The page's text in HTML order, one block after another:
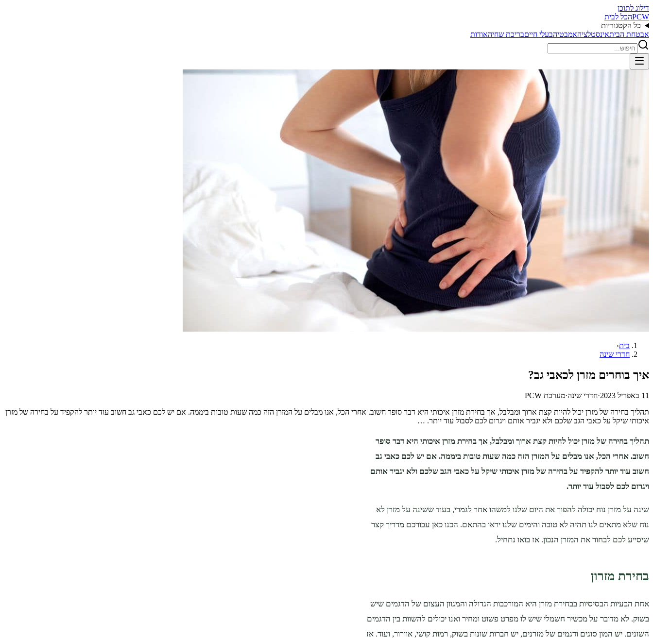
דילוג לתוכן
PCWהכל לבית
כל הקטגוריות
אבטחת הביתאינסטלציהאמבטיהבעלי חייםבריכת שחיהאודות
בית›
חדרי שינה
איך בוחרים מזרן לכאבי גב?
11 באפריל 2023 ·חדרי שינה·מערכת PCW
תהליך בחירה של מזרן יכול להיות קצת ארוך ומבלבל, אך בחירת מזרן איכותי היא דבר סופר חשוב. אחרי הכל, אנו מבלים על המזרן הזה כמה שעות טובות ביממה. אם יש לכם כאבי גב חשוב עוד יותר להקפיד על בחירה של מזרן
איכותי שיקל על כאבי הגב שלכם ולא יגביר אותם ויגרום לכם לסבול עוד יותר. …
תהליך בחירה של מזרן יכול להיות קצת ארוך ומבלבל, אך בחירת מזרן איכותי היא דבר סופר
חשוב. אחרי הכל, אנו מבלים על המזרן הזה כמה שעות טובות ביממה. אם יש לכם כאבי גב
חשוב עוד יותר להקפיד על בחירה של מזרן איכותי שיקל על כאבי הגב שלכם ולא יגביר אותם
ויגרום לכם לסבול עוד יותר.
שינה על מזרן נוח יכולה להפוך את היום שלנו למשהו אחר לגמרי, בעוד ששינה על מזרן לא
נוח שלא מתאים לנו תהיה לא טובה והימים שלנו יראו בהתאם. הכנו כאן עבורכם מדריך קצר
שיסייע לכם לבחור את המזרן הנכון. אז בואו נתחיל.
בחירת מזרון
אחת הבעיות הבסיסיות בבחירת מזרן היא המורכבות הגדולה והמגוון העצום של הדגמים שיש
בשוק. לא מדובר על מכשיר חשמלי שיש לו מפרט פשוט ומחיר ואנו יכולים להשוות בין הדגמים
השונים. יש המון סוגים ודגמים של מזרנים, יש חברות שונות בשוק, רמות קושי, אוורור, ועוד. אז